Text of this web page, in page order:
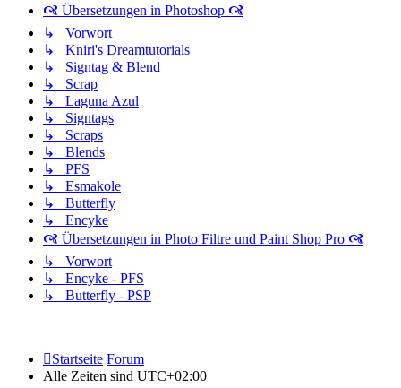
🙧 Übersetzungen in Photoshop 🙧
↳ Vorwort
↳ Kniri's Dreamtutorials
↳ Signtag & Blend
↳ Scrap
↳ Laguna Azul
↳ Signtags
↳ Scraps
↳ Blends
↳ PFS
↳ Esmakole
↳ Butterfly
↳ Encyke
🙧 Übersetzungen in Photo Filtre und Paint Shop Pro 🙧
↳ Vorwort
↳ Encyke - PFS
↳ Butterfly - PSP
Startseite Forum
Alle Zeiten sind UTC+02:00